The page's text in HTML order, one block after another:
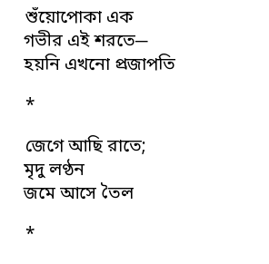
শুঁয়োপোকা এক
গভীর এই শরতে─
হয়নি এখনো প্রজাপতি
*
জেগে আছি রাতে;
মৃদু লণ্ঠন
জমে আসে তৈল
*